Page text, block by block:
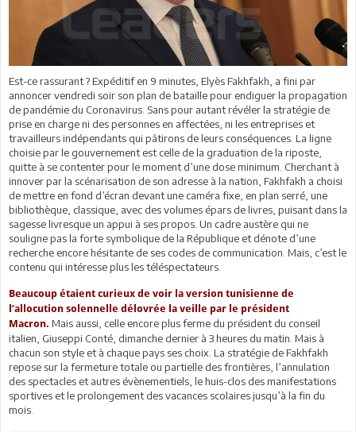
Est-ce rassurant ? Expéditif en 9 minutes, Elyès Fakhfakh, a fini par
annoncer vendredi soir son plan de bataille pour endiguer la propagation
de pandémie du Coronavirus. Sans pour autant révéler la stratégie de
prise en charge ni des personnes en affectées, ni les entreprises et
travailleurs indépendants qui pâtirons de leurs conséquences. La ligne
choisie par le gouvernement est celle de la graduation de la riposte,
quitte à se contenter pour le moment d’une dose minimum. Cherchant à
innover par la scénarisation de son adresse à la nation, Fakhfakh a choisi
de mettre en fond d’écran devant une caméra fixe, en plan serré, une
bibliothèque, classique, avec des volumes épars de livres, puisant dans la
sagesse livresque un appui à ses propos. Un cadre austère qui ne
souligne pas la forte symbolique de la République et dénote d’une
recherche encore hésitante de ses codes de communication. Mais, c’est le
contenu qui intéresse plus les téléspectateurs.
Beaucoup étaient curieux de voir la version tunisienne de
l’allocution solennelle délovrée la veille par le président
Macron. Mais aussi, celle encore plus ferme du président du conseil
italien, Giuseppi Conté, dimanche dernier à 3 heures du matin. Mais à
chacun son style et à chaque pays ses choix. La stratégie de Fakhfakh
repose sur la fermeture totale ou partielle des frontières, l’annulation
des spectacles et autres évènementiels, le huis-clos des manifestations
sportives et le prolongement des vacances scolaires jusqu’à la fin du
mois.